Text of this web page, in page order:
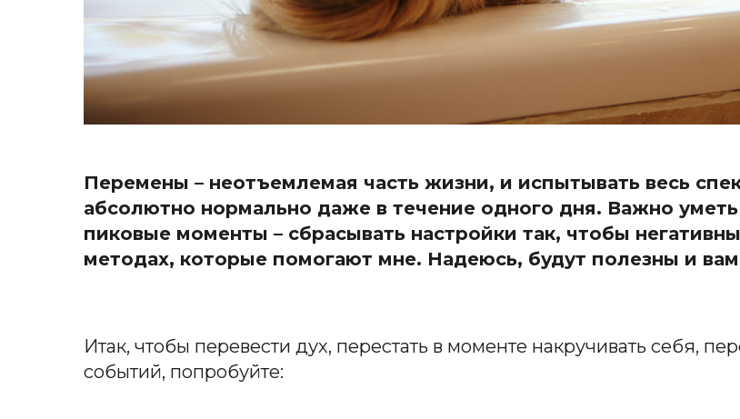
Перемены – неотъемлемая часть жизни, и испытывать весь
абсолютно нормально даже в течение одного дня. Важно
пиковые моменты – сбрасывать настройки так, чтобы
методах, которые помогают мне. Надеюсь, будут полезны и
Итак, чтобы перевести дух, перестать в моменте накручивать себя,
событий, попробуйте: